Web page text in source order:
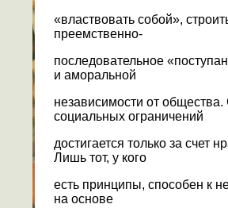
«властвовать собой»,
преемственно-
последовательное
и аморальной
независимости от
социальных ограничений
достигается только за счет
Лишь тот, у кого
есть принципы, способен к
на основе